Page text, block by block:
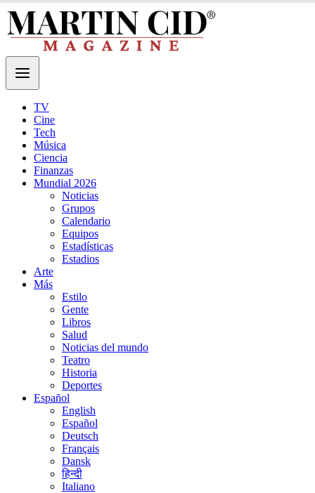
TV
Cine
Tech
Música
Ciencia
Finanzas
Mundial 2026
Noticias
Grupos
Calendario
Equipos
Estadísticas
Estadios
Arte
Más
Estilo
Gente
Libros
Salud
Noticias del mundo
Teatro
Historia
Deportes
Español
English
Español
Deutsch
Français
Dansk
हिन्दी
Italiano